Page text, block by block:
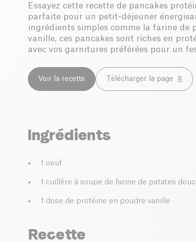
Essayez cette recette de pancakes
parfaite pour un petit-déjeuner
ingrédients simples comme la farine de
vanille, ces pancakes sont riches en
avec vos garnitures préférées pour un
Voir la recette Télécharger la page
Ingrédients
1 oeuf
1 cuillère à soupe de farine de patates
1 dose de protéine en poudre vanille
Recette